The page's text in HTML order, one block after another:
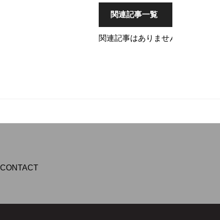
関連記事一覧
関連記事はありません。
CONTACT